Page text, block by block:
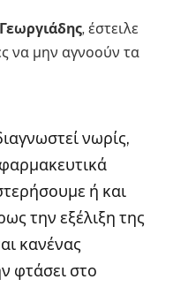
, έστειλε
να μην αγνοούν τα
νωρίς,
ή και
την εξέλιξη της
κανένας
φτάσει στο